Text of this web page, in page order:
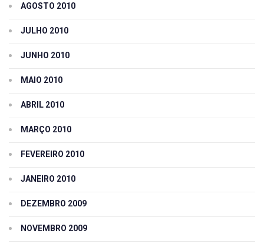
AGOSTO 2010
JULHO 2010
JUNHO 2010
MAIO 2010
ABRIL 2010
MARÇO 2010
FEVEREIRO 2010
JANEIRO 2010
DEZEMBRO 2009
NOVEMBRO 2009